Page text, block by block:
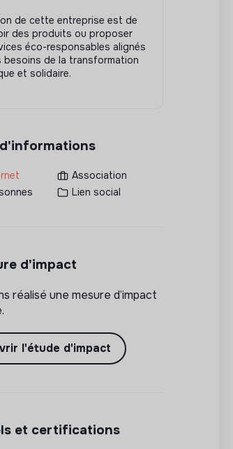
de cette entreprise est de
des produits ou proposer
éco-responsables alignés
besoins de la transformation
et solidaire.
Association
Lien social
d'impact
réalisé une mesure d’impact
l'étude d'impact
et certifications